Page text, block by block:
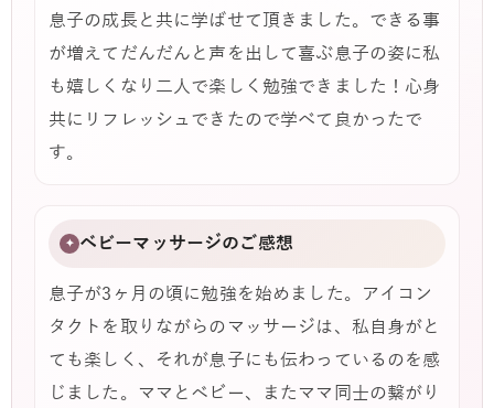
息子の成長と共に学ばせて頂きました。できる事
が増えてだんだんと声を出して喜ぶ息子の姿に私
も嬉しくなり二人で楽しく勉強できました！心身
共にリフレッシュできたので学べて良かったで
す。
✦ ベビーマッサージのご感想
息子が3ヶ月の頃に勉強を始めました。アイコン
タクトを取りながらのマッサージは、私自身がと
ても楽しく、それが息子にも伝わっているのを感
じました。ママとベビー、またママ同士の繋がり